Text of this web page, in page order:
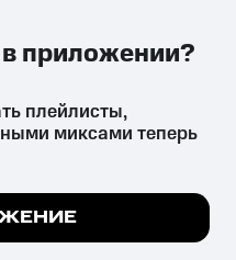
причиняет вред здоровью,
установленную
на сайте все
плейлисты,
миксами теперь